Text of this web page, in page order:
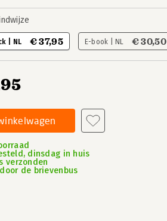
| NL € 37,95 E-book | NL € 30,50
dinsdag in huis
verzonden
de brievenbus